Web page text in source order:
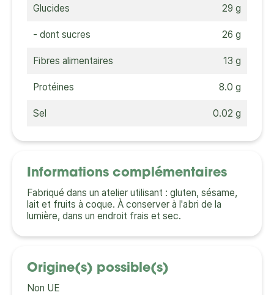
Glucides 29 g
- dont sucres 26 g
Fibres alimentaires 13 g
Protéines 8.0 g
Sel 0.02 g
Informations complémentaires
Fabriqué dans un atelier utilisant : gluten, sésame,
lait et fruits à coque. À conserver à l'abri de la
lumière, dans un endroit frais et sec.
Origine(s) possible(s)
Non UE